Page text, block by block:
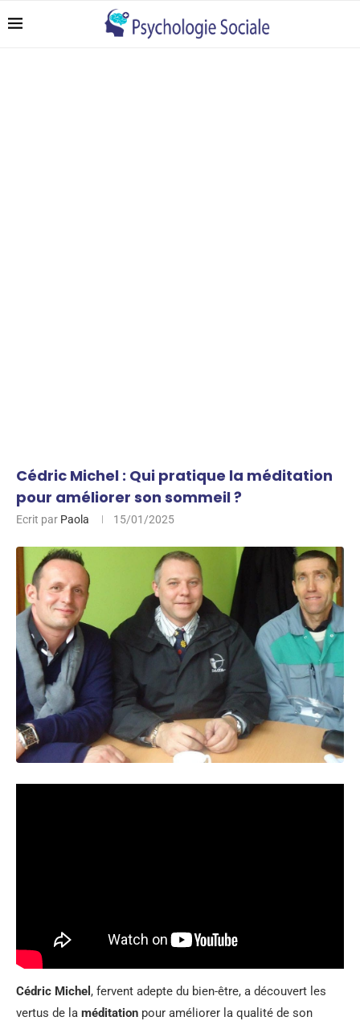
Cédric Michel : Qui pratique la méditation
pour améliorer son sommeil ?
Ecrit par Paola 15/01/2025
Cédric Michel , fervent adepte du bien-être, a découvert les
vertus de la méditation pour améliorer la qualité de son